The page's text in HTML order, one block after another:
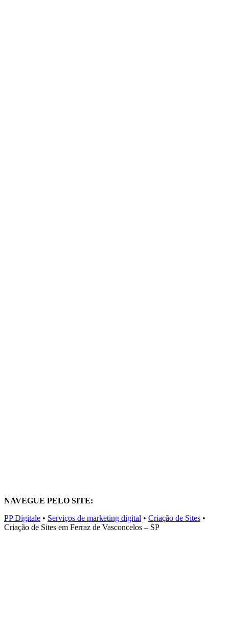
NAVEGUE PELO SITE:
PP Digitale • Serviços de marketing digital • Criação de Sites •
Criação de Sites em Ferraz de Vasconcelos – SP